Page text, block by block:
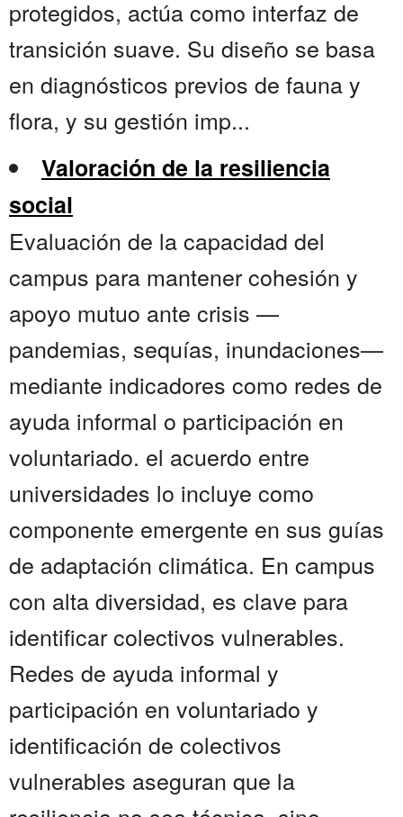
protegidos, actúa como interfaz de
transición suave. Su diseño se basa
en diagnósticos previos de fauna y
flora, y su gestión imp...
Valoración de la resiliencia
social
Evaluación de la capacidad del
campus para mantener cohesión y
apoyo mutuo ante crisis —
pandemias, sequías, inundaciones—
mediante indicadores como redes de
ayuda informal o participación en
voluntariado. el acuerdo entre
universidades lo incluye como
componente emergente en sus guías
de adaptación climática. En campus
con alta diversidad, es clave para
identificar colectivos vulnerables.
Redes de ayuda informal y
participación en voluntariado y
identificación de colectivos
vulnerables aseguran que la